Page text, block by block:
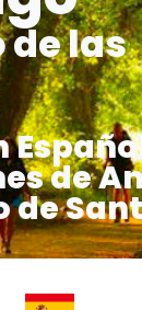
de las
de
de